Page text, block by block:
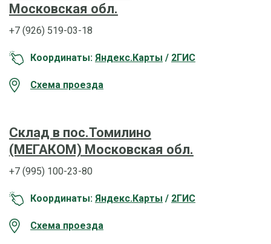
Московская обл.
+7 (926) 519-03-18
Координаты: Яндекс.Карты / 2ГИС
Схема проезда
Склад в пос.Томилино
(МЕГАКОМ) Московская обл.
+7 (995) 100-23-80
Координаты: Яндекс.Карты / 2ГИС
Схема проезда